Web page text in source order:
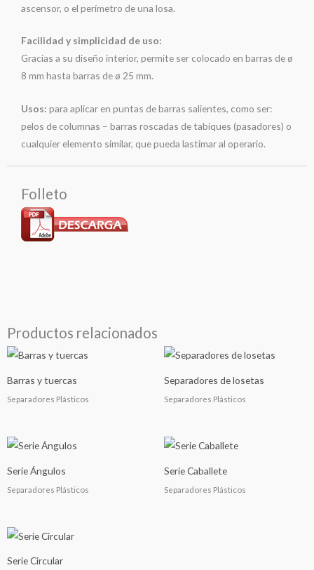
ascensor, o el perímetro de una losa.
Facilidad y simplicidad de uso:
Gracias a su diseño interior, permite ser colocado en barras de ø
8 mm hasta barras de ø 25 mm.
Usos: para aplicar en puntas de barras salientes, como ser:
pelos de columnas – barras roscadas de tabiques (pasadores) o
cualquier elemento similar, que pueda lastimar al operario.
Folleto
Productos relacionados
Barras y tuercas
Separadores Plásticos
Separadores de losetas
Separadores Plásticos
Serie Ángulos
Separadores Plásticos
Serie Caballete
Separadores Plásticos
Serie Circular